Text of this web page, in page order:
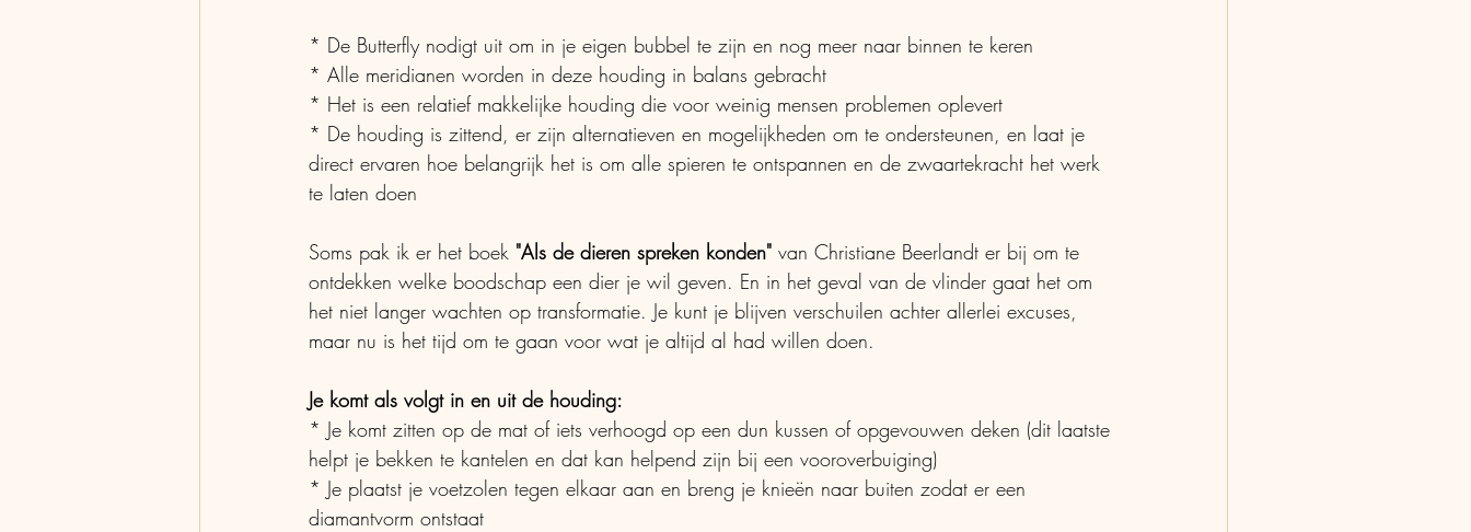
* De Butterfly nodigt uit om in je eigen bubbel te zijn en nog meer naar binnen te keren
* Alle meridianen worden in deze houding in balans gebracht
* Het is een relatief makkelijke houding die voor weinig mensen problemen oplevert
* De houding is zittend, er zijn alternatieven en mogelijkheden om te ondersteunen, en laat je
direct ervaren hoe belangrijk het is om alle spieren te ontspannen en de zwaartekracht het werk
te laten doen
Soms pak ik er het boek "Als de dieren spreken konden" van Christiane Beerlandt er bij om te
ontdekken welke boodschap een dier je wil geven. En in het geval van de vlinder gaat het om
het niet langer wachten op transformatie. Je kunt je blijven verschuilen achter allerlei excuses,
maar nu is het tijd om te gaan voor wat je altijd al had willen doen.
Je komt als volgt in en uit de houding:
* Je komt zitten op de mat of iets verhoogd op een dun kussen of opgevouwen deken (dit laatste
helpt je bekken te kantelen en dat kan helpend zijn bij een vooroverbuiging)
* Je plaatst je voetzolen tegen elkaar aan en breng je knieën naar buiten zodat er een
diamantvorm ontstaat